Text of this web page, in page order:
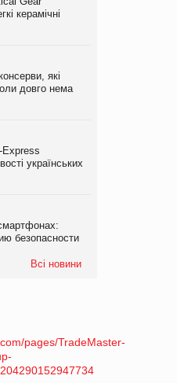
керамічні
які
довго нема
Express
українських
безопасности
Всі новини